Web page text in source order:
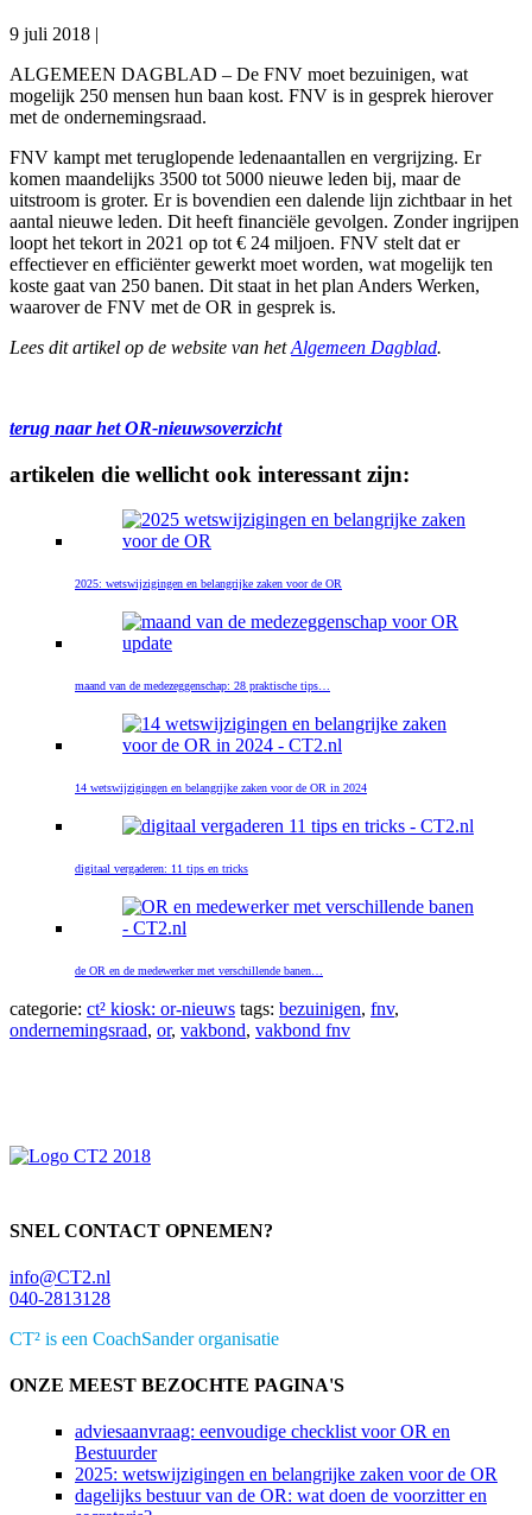
9 juli 2018 |
ALGEMEEN DAGBLAD – De FNV moet bezuinigen, wat
mogelijk 250 mensen hun baan kost. FNV is in gesprek hierover
met de ondernemingsraad.
FNV kampt met teruglopende ledenaantallen en vergrijzing. Er
komen maandelijks 3500 tot 5000 nieuwe leden bij, maar de
uitstroom is groter. Er is bovendien een dalende lijn zichtbaar in het
aantal nieuwe leden. Dit heeft financiële gevolgen. Zonder ingrijpen
loopt het tekort in 2021 op tot € 24 miljoen. FNV stelt dat er
effectiever en efficiënter gewerkt moet worden, wat mogelijk ten
koste gaat van 250 banen. Dit staat in het plan Anders Werken,
waarover de FNV met de OR in gesprek is.
Lees dit artikel op de website van hetAlgemeen Dagblad.
terug naar het OR-nieuwsoverzicht
artikelen die wellicht ook interessant zijn:
2025: wetswijzigingen en belangrijke zaken voor de OR
maand van de medezeggenschap: 28 praktische tips…
14 wetswijzigingen en belangrijke zaken voor de OR in 2024
digitaal vergaderen: 11 tips en tricks
de OR en de medewerker met verschillende banen…
categorie: ct² kiosk: or-nieuws tags: bezuinigen, fnv,
ondernemingsraad, or, vakbond, vakbond fnv
SNEL CONTACT OPNEMEN?
info@CT2.nl
040-2813128
CT² is een CoachSander organisatie
ONZE MEEST BEZOCHTE PAGINA'S
adviesaanvraag: eenvoudige checklist voor OR en
Bestuurder
2025: wetswijzigingen en belangrijke zaken voor de OR
dagelijks bestuur van de OR: wat doen de voorzitter en